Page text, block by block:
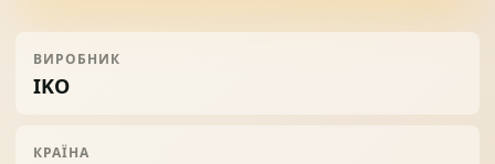
ВИРОБНИК
IKO
КРАЇНА